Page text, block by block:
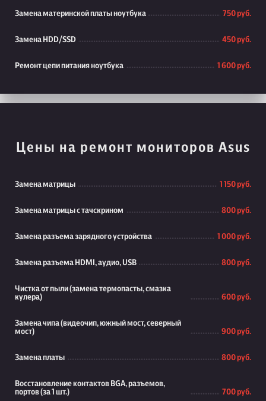
Замена материнской платы ноутбука 750 руб.
Замена HDD/SSD 450 руб.
Ремонт цепи питания ноутбука 1 600 руб.
Цены на ремонт мониторов Asus
Замена матрицы 1 150 руб.
Замена матрицы с тачскрином 800 руб.
Замена разъема зарядного устройства 1 000 руб.
Замена разъема HDMI, аудио, USB 800 руб.
Чистка от пыли (замена термопасты, смазка
кулера)
600 руб.
Замена чипа (видеочип, южный мост, северный
мост)
900 руб.
Замена платы 800 руб.
Восстановление контактов BGA, разъемов,
портов (за 1 шт.)
700 руб.